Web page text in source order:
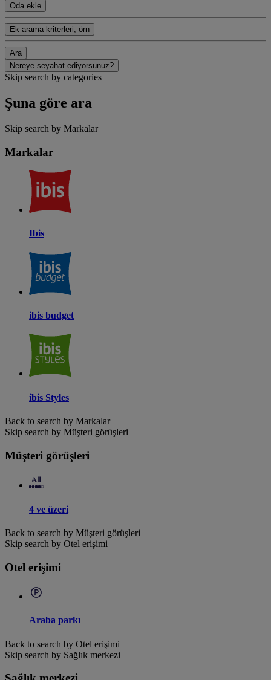
Oda ekle
Ek arama kriterleri, örn
Ara
Nereye seyahat ediyorsunuz?
Skip search by categories
Şuna göre ara
Skip search by Markalar
Markalar
Ibis
ibis budget
ibis Styles
Back to search by Markalar
Skip search by Müşteri görüşleri
Müşteri görüşleri
4 ve üzeri
Back to search by Müşteri görüşleri
Skip search by Otel erişimi
Otel erişimi
Araba parkı
Back to search by Otel erişimi
Skip search by Sağlık merkezi